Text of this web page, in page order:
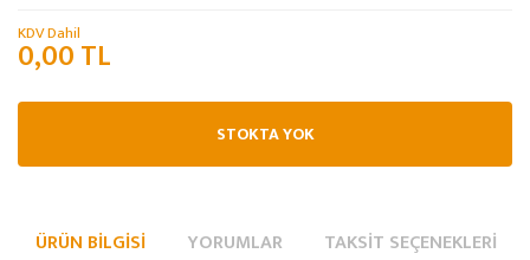
KDV Dahil
0,00 TL
STOKTA YOK
ÜRÜN BILGISI YORUMLAR TAKSIT SEÇENEKLERI